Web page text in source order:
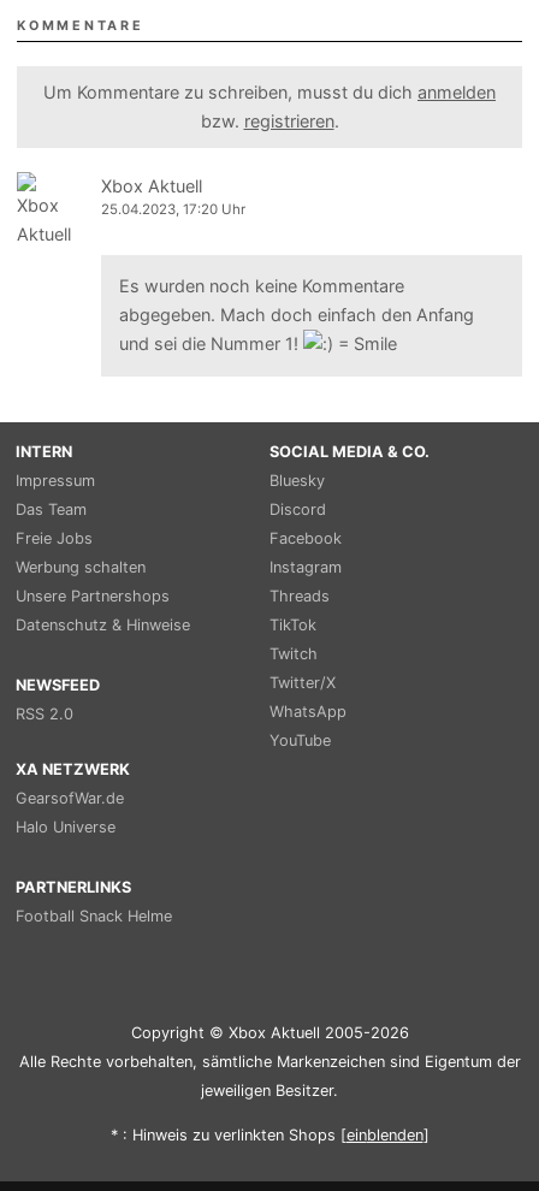
KOMMENTARE
Um Kommentare zu schreiben, musst du dich anmelden
bzw. registrieren.
Xbox Aktuell
25.04.2023, 17:20 Uhr
Es wurden noch keine Kommentare
abgegeben. Mach doch einfach den Anfang
und sei die Nummer 1!
INTERN
Impressum
Das Team
Freie Jobs
Werbung schalten
Unsere Partnershops
Datenschutz & Hinweise
NEWSFEED
RSS 2.0
SOCIAL MEDIA & CO.
Bluesky
Discord
Facebook
Instagram
Threads
TikTok
Twitch
Twitter/X
WhatsApp
YouTube
XA NETZWERK
GearsofWar.de
Halo Universe
PARTNERLINKS
Football Snack Helme
Copyright © Xbox Aktuell 2005-2026
Alle Rechte vorbehalten, sämtliche Markenzeichen sind Eigentum der
jeweiligen Besitzer.
* : Hinweis zu verlinkten Shops [einblenden]